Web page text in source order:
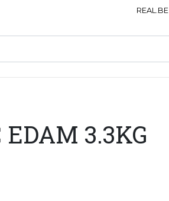
REAL.BE
EDAM 3.3KG